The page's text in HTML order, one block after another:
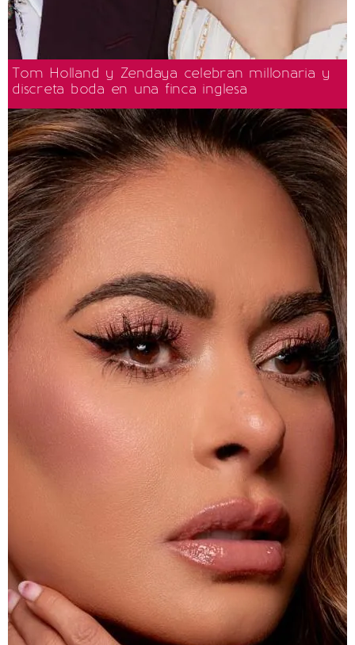
Tom Holland y Zendaya celebran millonaria y
discreta boda en una finca inglesa